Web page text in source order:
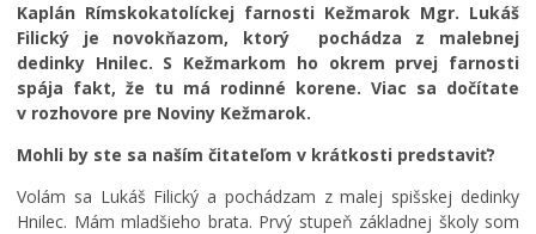
CIRKEV
Ekumenické aktivity
Rímskokatolícka cirkev
Šport
Kaplán Rímskokatolíckej farnosti Kežmarok Mgr. Lukáš
Filický je novokňazom, ktorý pochádza z malebnej
dedinky Hnilec. S Kežmarkom ho okrem prvej farnosti
spája fakt, že tu má rodinné korene. Viac sa dočítate
v rozhovore pre Noviny Kežmarok.
Mohli by ste sa naším čitateľom v krátkosti predstaviť?
Volám sa Lukáš Filický a pochádzam z malej spišskej dedinky
Hnilec. Mám mladšieho brata. Prvý stupeň základnej školy som